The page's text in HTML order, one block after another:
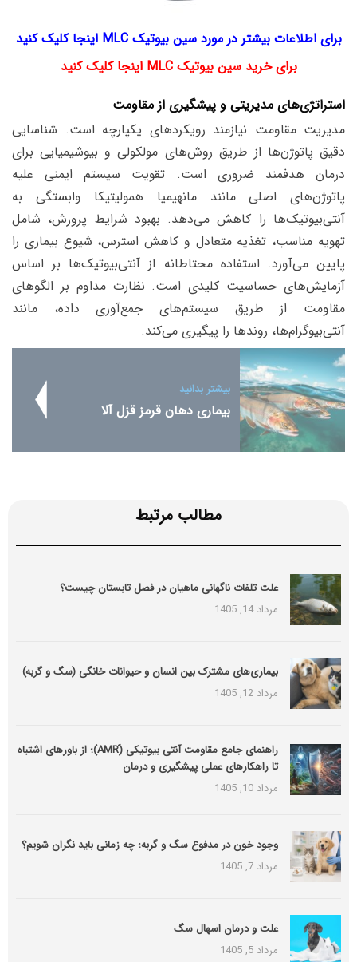
برای اطلاعات بیشتر در مورد سین بیوتیک MLC اینجا کلیک کنید
برای خرید سین بیوتیک MLC اینجا کلیک کنید
استراتژی‌های مدیریتی و پیشگیری از مقاومت
مدیریت مقاومت نیازمند رویکردهای یکپارچه است. شناسایی
دقیق پاتوژن‌ها از طریق روش‌های مولکولی و بیوشیمیایی برای
درمان هدفمند ضروری است. تقویت سیستم ایمنی علیه
پاتوژن‌های اصلی مانند مانهیمیا همولیتیکا وابستگی به
آنتی‌بیوتیک‌ها را کاهش می‌دهد. بهبود شرایط پرورش، شامل
تهویه مناسب، تغذیه متعادل و کاهش استرس، شیوع بیماری را
پایین می‌آورد. استفاده محتاطانه از آنتی‌بیوتیک‌ها بر اساس
آزمایش‌های حساسیت کلیدی است. نظارت مداوم بر الگوهای
مقاومت از طریق سیستم‌های جمع‌آوری داده، مانند
آنتی‌بیوگرام‌ها، روندها را پیگیری می‌کند.
بیشتر بدانید
بیماری دهان قرمز قزل آلا
مطالب مرتبط
علت تلفات ناگهانی ماهیان در فصل تابستان چیست؟
مرداد 14, 1405
بیماری‌های مشترک بین انسان و حیوانات خانگی (سگ و گربه)
مرداد 12, 1405
راهنمای جامع مقاومت آنتی بیوتیکی (َAMR)؛ از باورهای اشتباه
تا راهکارهای عملی پیشگیری و درمان
مرداد 10, 1405
وجود خون در مدفوع سگ و گربه؛ چه زمانی باید نگران شویم؟
مرداد 7, 1405
علت و درمان اسهال سگ
مرداد 5, 1405